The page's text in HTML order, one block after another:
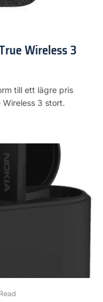
Wireless 3
till ett lägre pris
Wireless 3 stort.